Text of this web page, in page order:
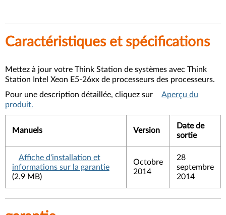
Caractéristiques et spécifications
Mettez à jour votre Think Station de systèmes avec Think
Station Intel Xeon E5-26xx de processeurs des processeurs.
Pour une description détaillée, cliquez sur
Aperçu du
produit.
Manuels Version
Date de
sortie
Affiche d'installation et
informations sur la garantie
(2.9 MB)
Octobre
2014
28
septembre
2014